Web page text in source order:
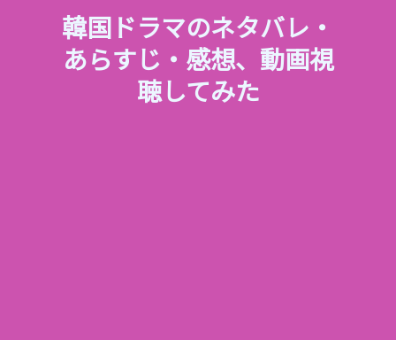
韓国ドラマのネタバレ・
あらすじ・感想、動画視
聴してみた